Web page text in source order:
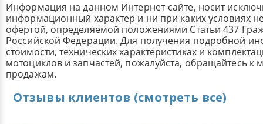
Информация на данном Интернет-сайте, носит
информационный характер и ни при каких условиях
офертой, определяемой положениями Статьи 437
Российской Федерации. Для получения подробной
стоимости, технических характеристиках и
мотоциклов и запчастей, пожалуйста, обращайтесь к
продажам.
Отзывы клиентов (смотреть все)